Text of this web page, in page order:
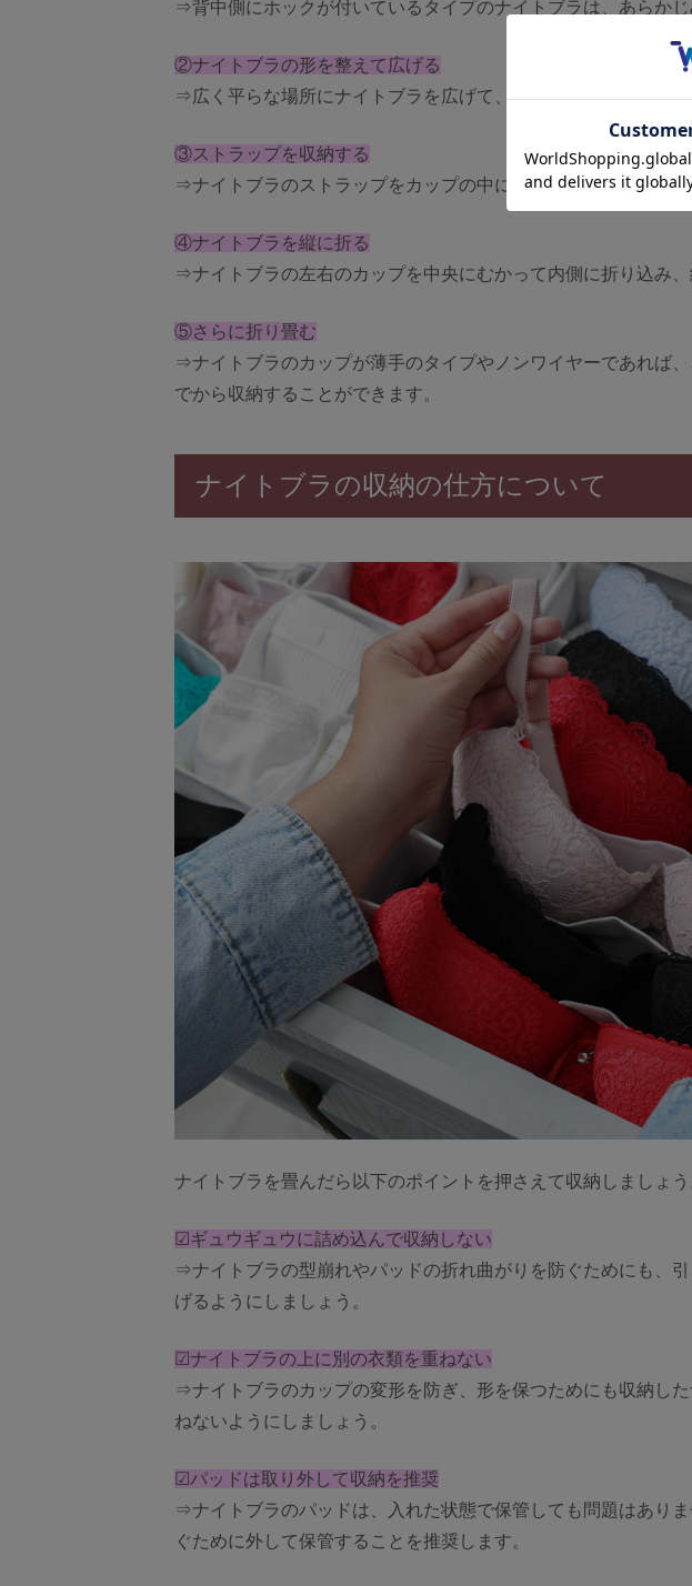
⇒背中側にホックが付いているタイプのナイトブラは、あらかじ
②ナイトブラの形を整えて広げる
⇒広く平らな場所にナイトブラを広げて、カップの形を整えま
③ストラップを収納する
⇒ナイトブラのストラップをカップの中に仕舞込みます。
④ナイトブラを縦に折る
⇒ナイトブラの左右のカップを中央にむかって内側に折り込み、
⑤さらに折り畳む
⇒ナイトブラのカップが薄手のタイプやノンワイヤーであれば
でから収納することができます。
ナイトブラの収納の仕方について
ナイトブラを畳んだら以下のポイントを押さえて収納しましょう
☑ギュウギュウに詰め込んで収納しない
⇒ナイトブラの型崩れやパッドの折れ曲がりを防ぐためにも、
げるようにしましょう。
☑ナイトブラの上に別の衣類を重ねない
⇒ナイトブラのカップの変形を防ぎ、形を保つためにも収納し
ねないようにしましょう。
☑パッドは取り外して収納を推奨
⇒ナイトブラのパッドは、入れた状態で保管しても問題はあり
ぐために外して保管することを推奨します。